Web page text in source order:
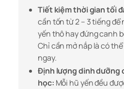
Tiết kiệm thời gian tối
cần tốn từ 2 – 3 tiếng để
yến thô hay đứng canh
Chỉ cần mở nắp là có
ngay.
Định lượng dinh dưỡng
học: Mỗi hũ yến đều